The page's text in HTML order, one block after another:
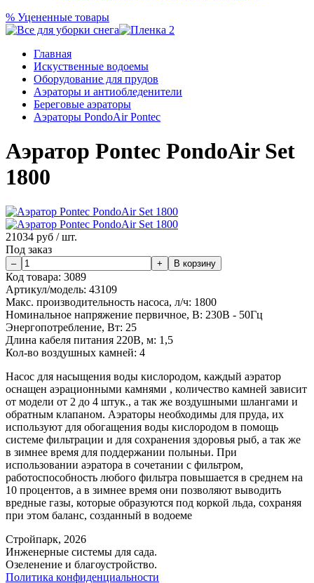
% Уцененные товары
Главная
Искуственные водоемы
Оборудование для прудов
Аэраторы и антиобледенители
Береговые аэраторы
Аэраторы PondoAir Pontec
Аэратор Pontec PondoAir Set
1800
21034 руб / шт.
Под заказ
Код товара: 3089
Артикул/модель: 43109
Макс. производительность насоса, л/ч: 1800
Номинальное напряжение первичное, В: 230В - 50Гц
Энергопотребление, Вт: 25
Длина кабеля питания 220В, м: 1,5
Кол-во воздушных камней: 4
Насос для насыщения воды кислородом, каждый аэратор
оснащен аэрационными камнями , количество камней зависит
от модели от 2 до 4 штук., а так же воздушными шлангами и
обратным клапаном. Аэраторы необходимы для пруда, их
используют для обогащения воды кислородом в помощь
системе фильтрации и для сохранения здоровья рыб, а так же
в зимнее время для поддержании полыньи. При
использовании аэратора в сочетании с фильтром,
работоспособность любого фильтра повышается в среднем на
10 процентов, а в зимнее время они позволяют выводить
вредные газы, которые образуются под коркой льда, сохраняя
при этом баланс, созданный в водоеме
Стройпарк, 2026
Инженерные системы для сада.
Озеленение и благоустройство.
Политика конфиденциальности